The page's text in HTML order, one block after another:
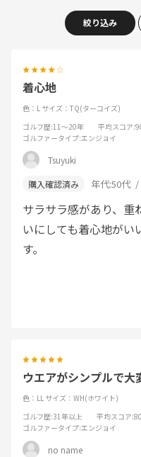
絞り込み
着心地
色：L サイズ：TQ(ターコイズ)
ゴルフ歴:11～20年 平均スコア
ゴルファータイプ:エンジョイ
Tsuyuki
年代:50代
サラサラ感があり、重
いにしても着心地が
す。
ウエアがシンプルで大
色：LL サイズ：WH(ホワイト)
ゴルフ歴:31年以上 平均スコア
ゴルファータイプ:エンジョイ
no name